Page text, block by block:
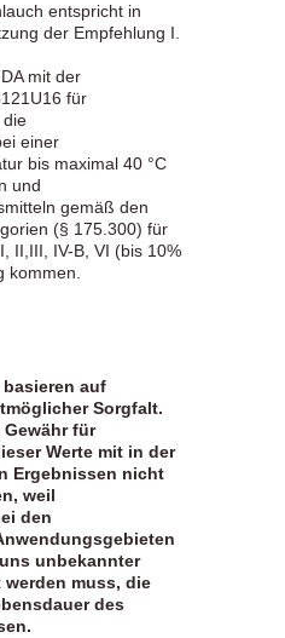
entspricht in
der Empfehlung I.
mit der
für
die
einer
bis maximal 40 °C
und
gemäß den
(§ 175.300) für
II,III, IV-B, VI (bis 10%
kommen.
auf
Sorgfalt.
für
Werte mit in der
Ergebnissen nicht
weil
den
unbekannter
muss, die
des